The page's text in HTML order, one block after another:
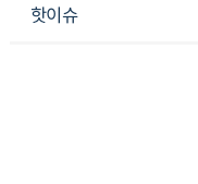
핫이슈